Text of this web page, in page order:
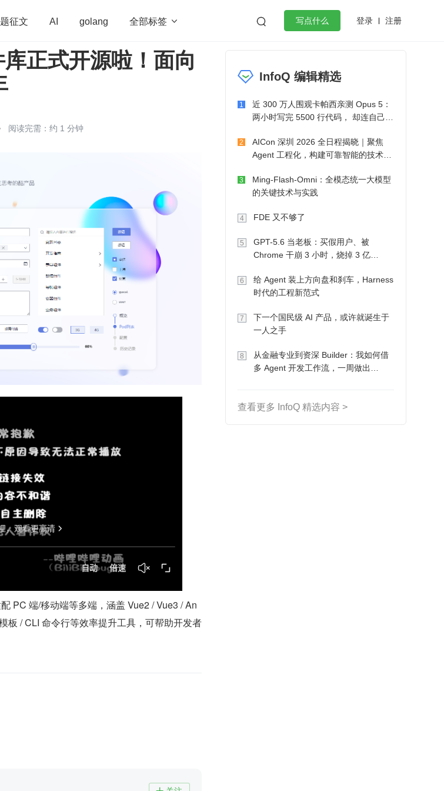
征文 AI golang 全部标签   写点什么 登录 注册
法 学习方法 Web3.0 高效工作
微服务架构 flutter
正式开源啦！面向
阅读完需：约 1 分钟
PC 端/移动端等多端，涵盖 Vue2 / Vue3 / An
板 / CLI 命令行等效率提升工具，可帮助开发者
InfoQ 编辑精选
1
近 300 万人围观卡帕西亲测 Opus 5：
两小时写完 5500 行代码， 却连自己写
2
AICon 深圳 2026 全日程揭晓｜聚焦
Agent 工程化，构建可靠智能的技术路
3
Ming-Flash-Omni：全模态统一大模型
的关键技术与实践
4 FDE 又不够了
5
GPT-5.6 当老板：买假用户、被
Chrome 干崩 3 小时，烧掉 3 亿
6
给 Agent 装上方向盘和刹车，Harness
时代的工程新范式
7
下一个国民级 AI 产品，或许就诞生于
一人之手
8
从金融专业到资深 Builder：我如何借
多 Agent 开发工作流，一周做出
查看更多 InfoQ 精选内容 >